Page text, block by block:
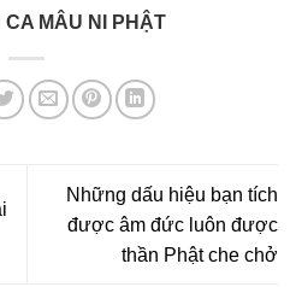
CA MÂU NI PHẬT
Những dấu hiệu bạn tích
được âm đức luôn được
thần Phật che chở